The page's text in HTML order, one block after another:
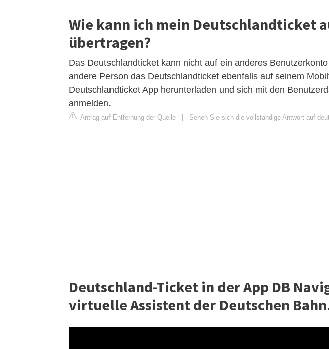
Wie kann ich mein Deutschlandticket
übertragen?
Das Deutschlandticket kann nicht auf ein anderes
andere Person das Deutschlandticket ebenfalls auf seinem
Deutschlandticket App herunterladen und sich mit den
anmelden.
Antrag auf Entfernung der Quelle Sehen Sie sich die vollständige Antwort auf
Deutschland-Ticket in der App DB
virtuelle Assistent der Deutschen